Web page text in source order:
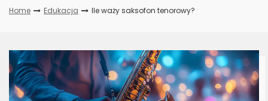
Home Edukacja Ile waży saksofon tenorowy?